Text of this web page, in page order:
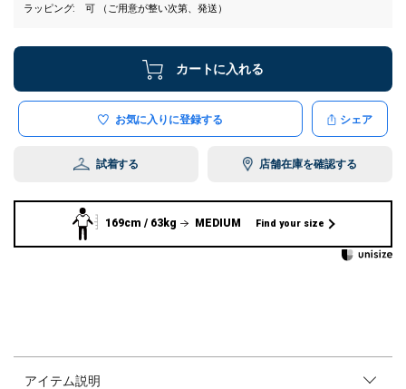
ラッピング
可 （ご用意が整い次第、発送）
カートに入れる
お気に入りに登録する シェア
試着する 店舗在庫を確認する
169cm / 63kg MEDIUM Find your size
アイテム説明